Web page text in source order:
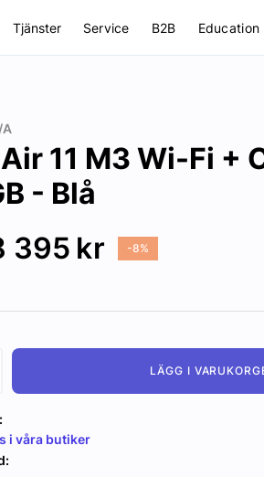
Tjänster Service B2B Education
A
11 M3 Wi-Fi +
- Blå
395 kr -8%
LÄGG I
i våra butiker